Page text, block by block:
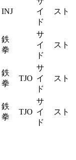
INJ
イ
ド
スト
鉄
拳
サ
イ
ド
スト
鉄
拳
TJO
サ
イ
ド
スト
鉄
拳
TJO
サ
イ
ド
スト